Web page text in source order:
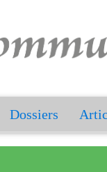
Dossiers